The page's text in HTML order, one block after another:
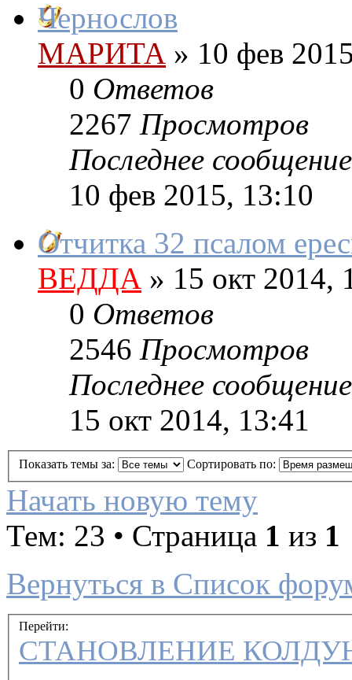
Чернослов
МАРИТА » 10 фев
0 Ответов
2267 Просмотров
Последнее сообщение
10 фев 2015, 13:10
Отчитка 32 псалом
ВЕДДА » 15 окт 2014,
0 Ответов
2546 Просмотров
Последнее сообщение
15 окт 2014, 13:41
Показать темы за: Сортировать по:
Начать новую тему
Тем: 23 • Страница 1 из 1
Вернуться в Список
Перейти:
СТАНОВЛЕНИЕ